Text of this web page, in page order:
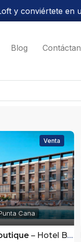
y conviértete en
Blog
Venta
Cana
– Hotel Boutique con suites para la venta en Punta Cana